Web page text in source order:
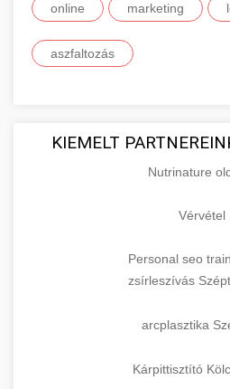
online marketing
aszfaltozás
KIEMELT
Nutrinature
Vérvétel
Personal seo
zsírleszívás
arcplasztika
Kárpittisztító